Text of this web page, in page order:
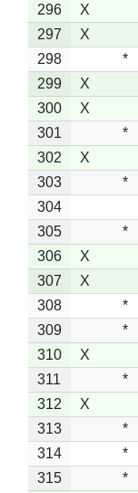
296
X
297
X
298
*
299
X
300
X
301
*
302
X
303
*
304
305
*
306
X
307
X
308
*
309
*
310
X
311
*
312
X
313
*
314
*
315
*